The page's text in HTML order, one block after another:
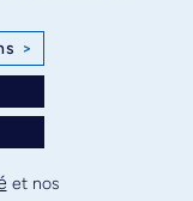
Montréal
d’utilisation
>
et nos